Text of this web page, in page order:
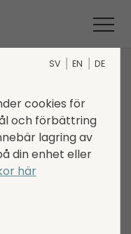
2007, är en ledande
för
matsalar. Idag är
SV EN DE
cookies för
och förbättring
lagring av
din enhet eller
här